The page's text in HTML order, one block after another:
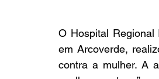
O Hospital
em Arcoverde,
contra a mulher. A